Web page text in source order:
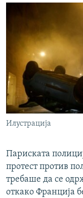
СЛЕДЕТЕ НЕ
РСЕ веб страници
Илустрација
Париската
протест против
требаше да се
откако Франција